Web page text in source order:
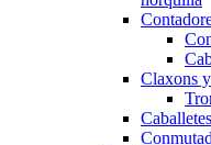
Claxons